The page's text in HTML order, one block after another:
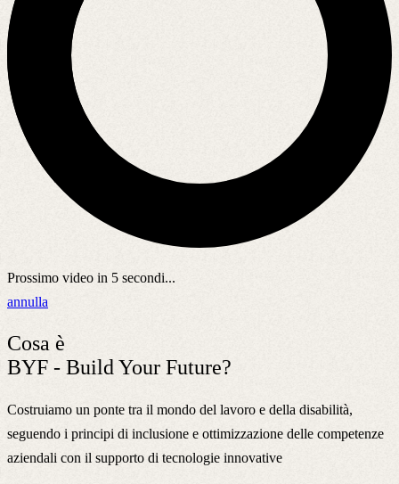
Prossimo video in 5 secondi...
annulla
Cosa è
BYF - Build Your Future?
Costruiamo un ponte tra il mondo del lavoro e della disabilità,
seguendo i principi di inclusione e ottimizzazione delle competenze
aziendali con il supporto di tecnologie innovative